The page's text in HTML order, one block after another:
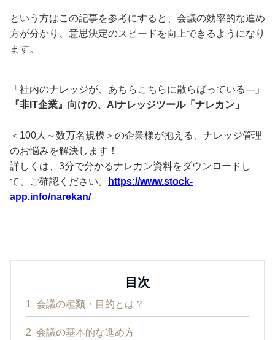
という方はこの記事を参考にすると、会議の効率的な進め
方が分かり、意思決定のスピードを向上できるようになり
ます。
「社内のナレッジが、あちらこちらに散らばっている---」
『非IT企業』向けの、AIナレッジツール「ナレカン」
＜100人～数万名規模＞の企業様が抱える、ナレッジ管理
のお悩みを解決します！
詳しくは、3分で分かるナレカン資料をダウンロードし
て、ご確認ください。
https://www.stock-
app.info/narekan/
目次
1 会議の種類・目的とは？
2 会議の基本的な進め方